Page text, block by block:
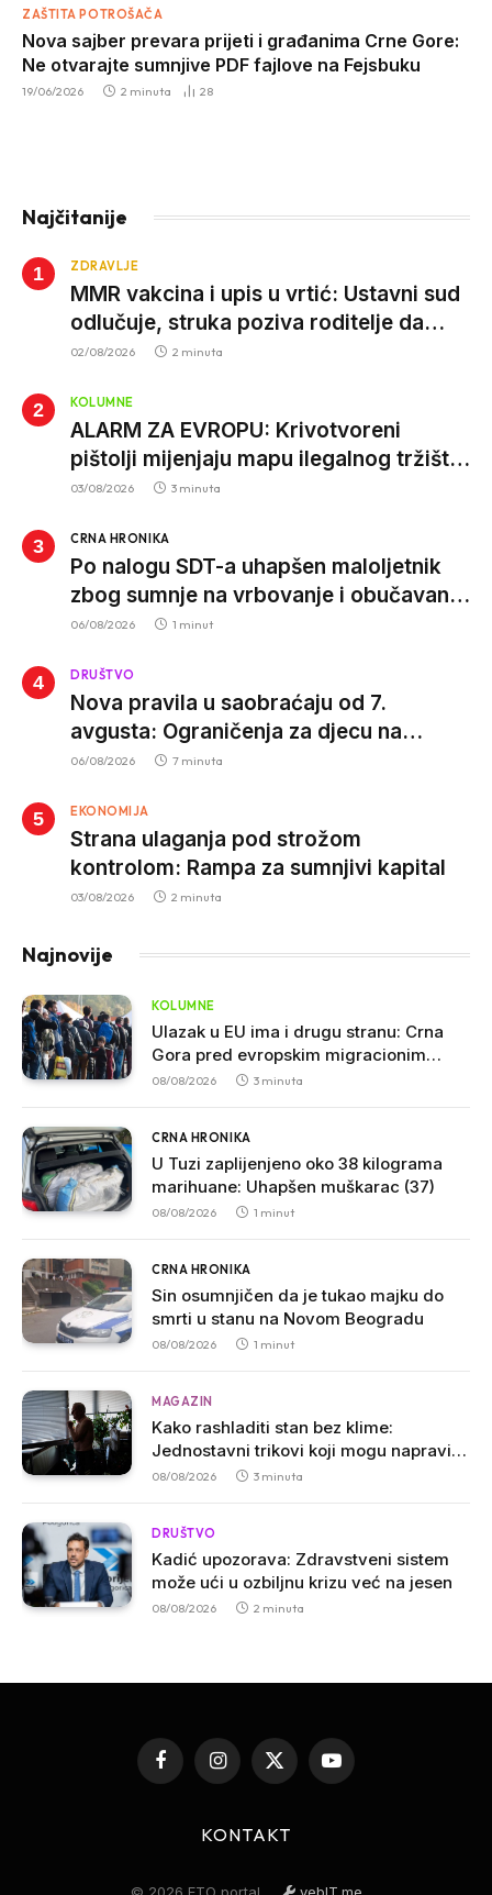
ZAŠTITA POTROŠAČA
Nova sajber prevara prijeti i građanima Crne Gore:
Ne otvarajte sumnjive PDF fajlove na Fejsbuku
19/06/2026 2 minuta 28
Najčitanije
ZDRAVLJE
MMR vakcina i upis u vrtić: Ustavni sud
odlučuje, struka poziva roditelje da
vjeruju nauci
02/08/2026 2 minuta
KOLUMNE
ALARM ZA EVROPU: Krivotvoreni
pištolji mijenjaju mapu ilegalnog tržišta,
istrage ukazuju na proizvodnju van EU
03/08/2026 3 minuta
CRNA HRONIKA
Po nalogu SDT-a uhapšen maloljetnik
zbog sumnje na vrbovanje i obučavanje
za izvršenje terorističkih djela
06/08/2026 1 minut
DRUŠTVO
Nova pravila u saobraćaju od 7.
avgusta: Ograničenja za djecu na
trotinetima i mlade vozače, veće kazne
06/08/2026 7 minuta
EKONOMIJA
Strana ulaganja pod strožom
kontrolom: Rampa za sumnjivi kapital
03/08/2026 2 minuta
Najnovije
KOLUMNE
Ulazak u EU ima i drugu stranu: Crna
Gora pred evropskim migracionim
pravilima
08/08/2026 3 minuta
CRNA HRONIKA
U Tuzi zaplijenjeno oko 38 kilograma
marihuane: Uhapšen muškarac (37)
08/08/2026 1 minut
CRNA HRONIKA
Sin osumnjičen da je tukao majku do
smrti u stanu na Novom Beogradu
08/08/2026 1 minut
MAGAZIN
Kako rashladiti stan bez klime:
Jednostavni trikovi koji mogu napraviti
veliku razliku
08/08/2026 3 minuta
DRUŠTVO
Kadić upozorava: Zdravstveni sistem
može ući u ozbiljnu krizu već na jesen
08/08/2026 2 minuta
FacebookInstagram
X
(Twitter)
YouTube
KONTAKT